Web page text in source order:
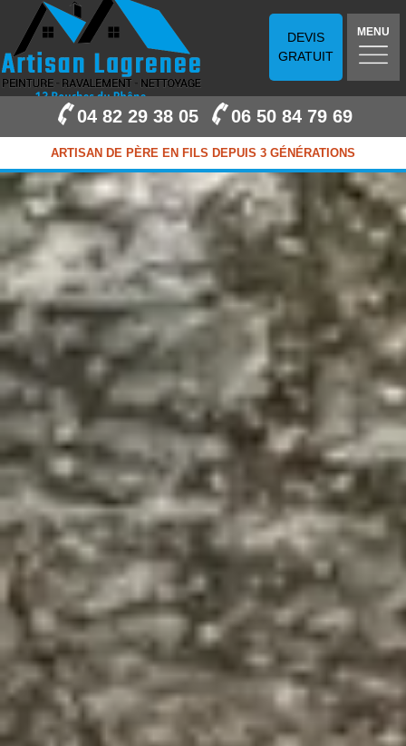
DEVIS
GRATUIT
MENU
04 82 29 38 05 06 50 84 79 69
ARTISAN DE PÈRE EN FILS DEPUIS 3 GÉNÉRATIONS